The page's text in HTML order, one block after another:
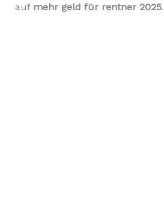
auf mehr geld für rentner 2025.